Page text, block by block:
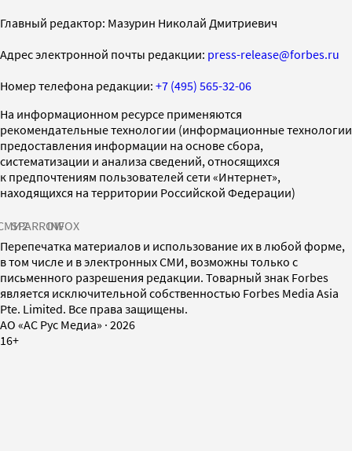
Главный редактор: Мазурин Николай Дмитриевич
Адрес электронной почты редакции: press-release@forbes.ru
Номер телефона редакции: +7 (495) 565-32-06
На информационном ресурсе применяются
рекомендательные технологии (информационные технологии
предоставления информации на основе сбора,
систематизации и анализа сведений, относящихся
к предпочтениям пользователей сети «Интернет»,
находящихся на территории Российской Федерации)
SPARROWINFOX
Перепечатка материалов и использование их в любой форме,
в том числе и в электронных СМИ, возможны только с
письменного разрешения редакции. Товарный знак Forbes
является исключительной собственностью Forbes Media Asia
Pte. Limited. Все права защищены.
AO «АС Рус Медиа» · 2026
16+